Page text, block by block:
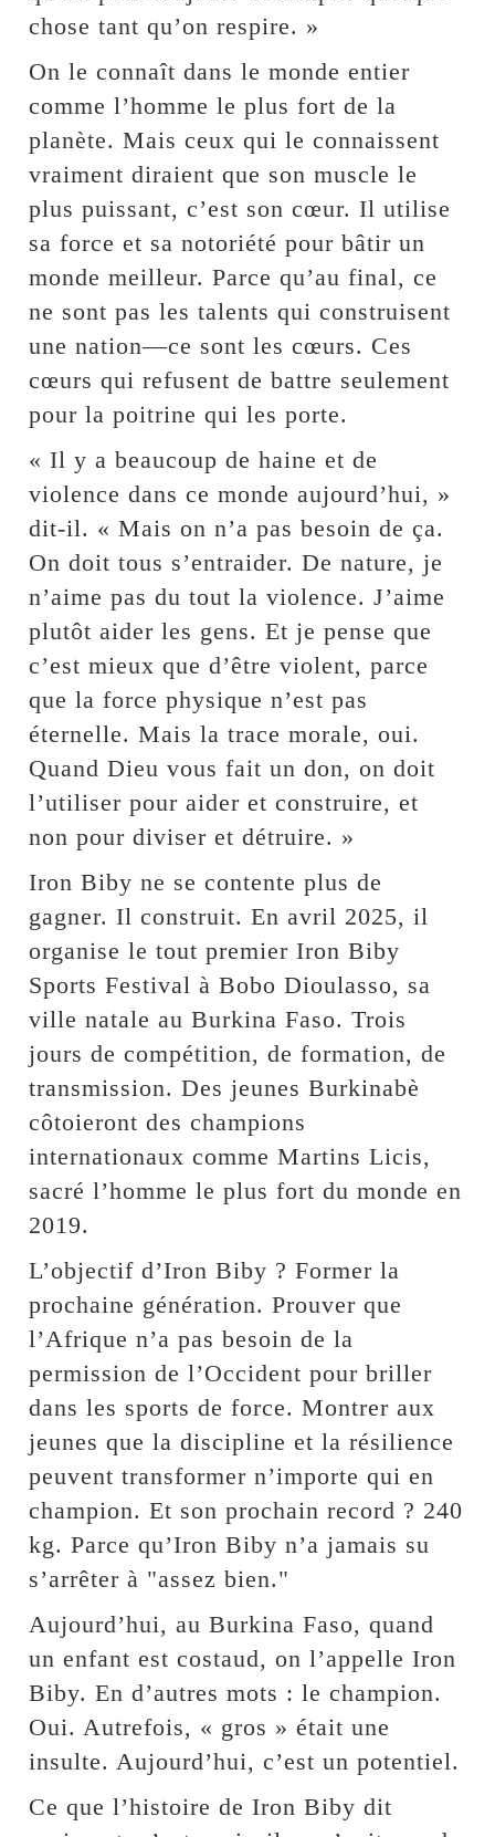
chose tant qu’on respire. »
On le connaît dans le monde entier
comme l’homme le plus fort de la
planète. Mais ceux qui le connaissent
vraiment diraient que son muscle le
plus puissant, c’est son cœur. Il utilise
sa force et sa notoriété pour bâtir un
monde meilleur. Parce qu’au final, ce
ne sont pas les talents qui construisent
une nation—ce sont les cœurs. Ces
cœurs qui refusent de battre seulement
pour la poitrine qui les porte.
« Il y a beaucoup de haine et de
violence dans ce monde aujourd’hui, »
dit-il. « Mais on n’a pas besoin de ça.
On doit tous s’entraider. De nature, je
n’aime pas du tout la violence. J’aime
plutôt aider les gens. Et je pense que
c’est mieux que d’être violent, parce
que la force physique n’est pas
éternelle. Mais la trace morale, oui.
Quand Dieu vous fait un don, on doit
l’utiliser pour aider et construire, et
non pour diviser et détruire. »
Iron Biby ne se contente plus de
gagner. Il construit. En avril 2025, il
organise le tout premier Iron Biby
Sports Festival à Bobo Dioulasso, sa
ville natale au Burkina Faso. Trois
jours de compétition, de formation, de
transmission. Des jeunes Burkinabè
côtoieront des champions
internationaux comme Martins Licis,
sacré l’homme le plus fort du monde en
2019.
L’objectif d’Iron Biby ? Former la
prochaine génération. Prouver que
l’Afrique n’a pas besoin de la
permission de l’Occident pour briller
dans les sports de force. Montrer aux
jeunes que la discipline et la résilience
peuvent transformer n’importe qui en
champion. Et son prochain record ? 240
kg. Parce qu’Iron Biby n’a jamais su
s’arrêter à "assez bien."
Aujourd’hui, au Burkina Faso, quand
un enfant est costaud, on l’appelle Iron
Biby. En d’autres mots : le champion.
Oui. Autrefois, « gros » était une
insulte. Aujourd’hui, c’est un potentiel.
Ce que l’histoire de Iron Biby dit